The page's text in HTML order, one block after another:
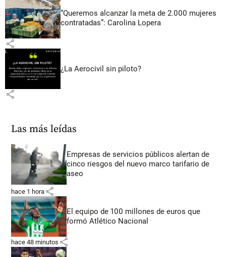
“Queremos alcanzar la meta de 2.000 mujeres
contratadas”: Carolina Lopera
share
¿La Aerocivil sin piloto?
share
Las más leídas
Empresas de servicios públicos alertan de
cinco riesgos del nuevo marco tarifario de
aseo
hace 1 hora share
El equipo de 100 millones de euros que
formó Atlético Nacional
hace 48 minutos share